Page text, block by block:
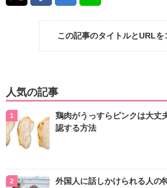
この記事のタイトルとURLを
人気の記事
鶏肉がうっすらピンクは大丈
認する方法
外国人に話しかけられる人